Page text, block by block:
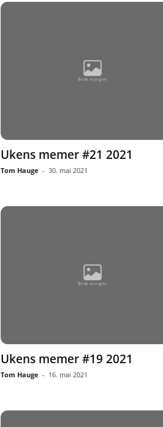
Ukens memer #21 2021
Tom Hauge - 30. mai 2021
Ukens memer #19 2021
Tom Hauge - 16. mai 2021